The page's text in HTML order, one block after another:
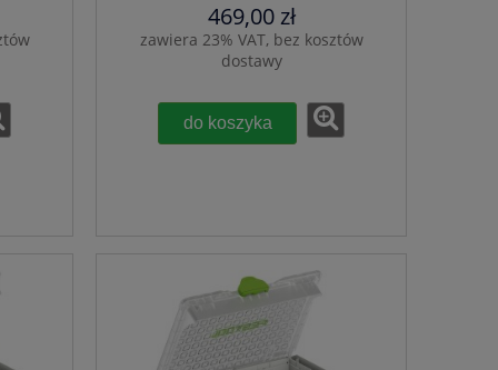
469,00 zł
zawiera 23% VAT, bez kosztów
dostawy
do koszyka